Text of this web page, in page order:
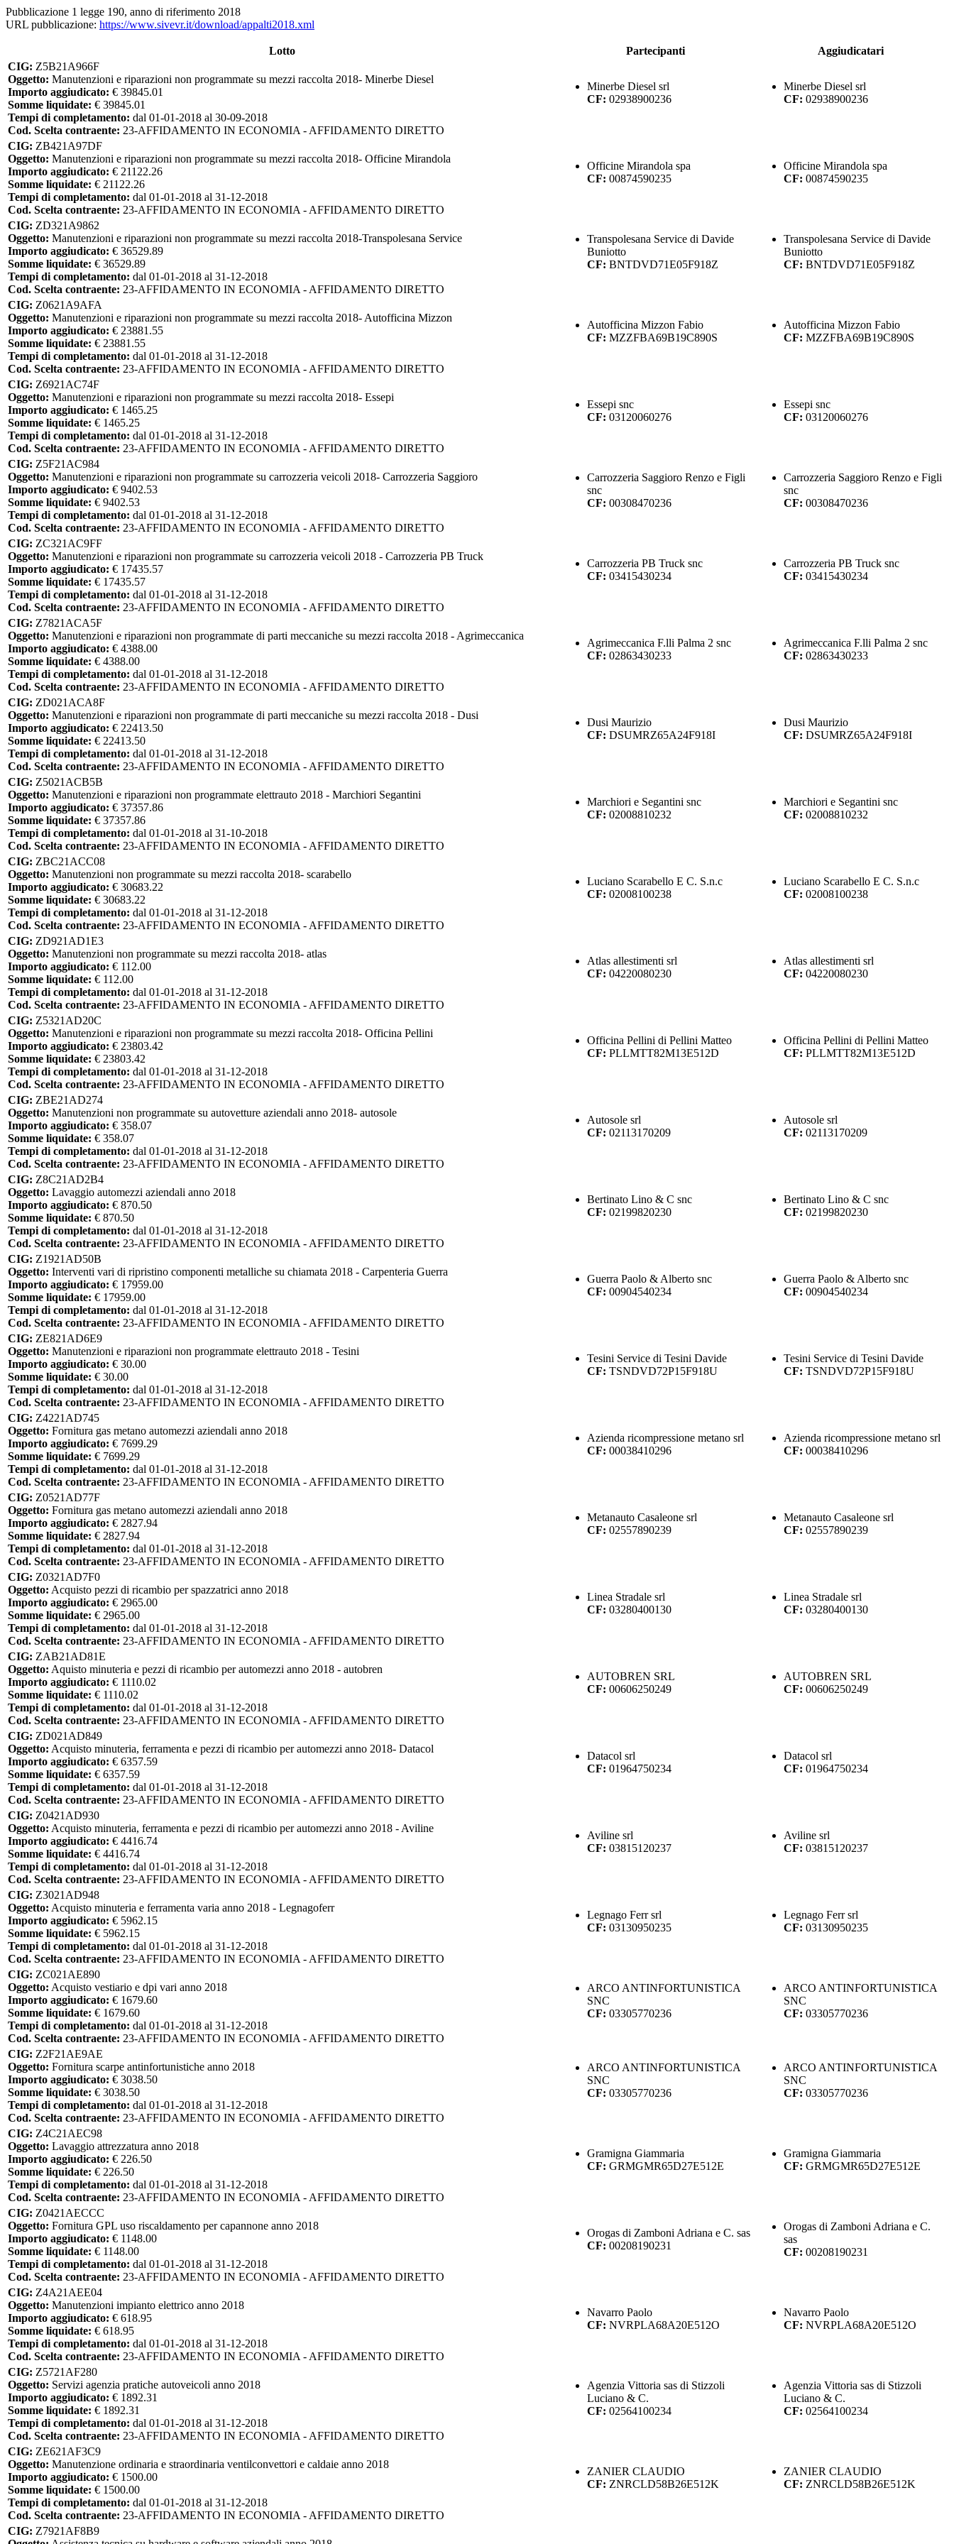
Pubblicazione 1 legge 190, anno di riferimento 2018
URL pubblicazione: https://www.sivevr.it/download/appalti2018.xml
Lotto Partecipanti
Aggiudicatari
CIG: Z5B21A966F
Oggetto: Manutenzioni e riparazioni non programmate su mezzi raccolta 2018- Minerbe Diesel
Importo aggiudicato: € 39845.01
Somme liquidate: € 39845.01
Tempi di completamento: dal 01-01-2018 al 30-09-2018
Cod. Scelta contraente: 23-AFFIDAMENTO IN ECONOMIA - AFFIDAMENTO DIRETTO
Minerbe Diesel srl
CF: 02938900236
Minerbe Diesel srl
CF: 02938900236
CIG: ZB421A97DF
Oggetto: Manutenzioni e riparazioni non programmate su mezzi raccolta 2018- Officine Mirandola
Importo aggiudicato: € 21122.26
Somme liquidate: € 21122.26
Tempi di completamento: dal 01-01-2018 al 31-12-2018
Cod. Scelta contraente: 23-AFFIDAMENTO IN ECONOMIA - AFFIDAMENTO DIRETTO
Officine Mirandola spa
CF: 00874590235
Officine Mirandola spa
CF: 00874590235
CIG: ZD321A9862
Oggetto: Manutenzioni e riparazioni non programmate su mezzi raccolta 2018-Transpolesana Service
Importo aggiudicato: € 36529.89
Somme liquidate: € 36529.89
Tempi di completamento: dal 01-01-2018 al 31-12-2018
Cod. Scelta contraente: 23-AFFIDAMENTO IN ECONOMIA - AFFIDAMENTO DIRETTO
Transpolesana Service di Davide
Buniotto
CF: BNTDVD71E05F918Z
Transpolesana Service di Davide
Buniotto
CF: BNTDVD71E05F918Z
CIG: Z0621A9AFA
Oggetto: Manutenzioni e riparazioni non programmate su mezzi raccolta 2018- Autofficina Mizzon
Importo aggiudicato: € 23881.55
Somme liquidate: € 23881.55
Tempi di completamento: dal 01-01-2018 al 31-12-2018
Cod. Scelta contraente: 23-AFFIDAMENTO IN ECONOMIA - AFFIDAMENTO DIRETTO
Autofficina Mizzon Fabio
CF: MZZFBA69B19C890S
Autofficina Mizzon Fabio
CF: MZZFBA69B19C890S
CIG: Z6921AC74F
Oggetto: Manutenzioni e riparazioni non programmate su mezzi raccolta 2018- Essepi
Importo aggiudicato: € 1465.25
Somme liquidate: € 1465.25
Tempi di completamento: dal 01-01-2018 al 31-12-2018
Cod. Scelta contraente: 23-AFFIDAMENTO IN ECONOMIA - AFFIDAMENTO DIRETTO
Essepi snc
CF: 03120060276
Essepi snc
CF: 03120060276
CIG: Z5F21AC984
Oggetto: Manutenzioni e riparazioni non programmate su carrozzeria veicoli 2018- Carrozzeria Saggioro
Importo aggiudicato: € 9402.53
Somme liquidate: € 9402.53
Tempi di completamento: dal 01-01-2018 al 31-12-2018
Cod. Scelta contraente: 23-AFFIDAMENTO IN ECONOMIA - AFFIDAMENTO DIRETTO
Carrozzeria Saggioro Renzo e Figli
snc
CF: 00308470236
Carrozzeria Saggioro Renzo e Figli
snc
CF: 00308470236
CIG: ZC321AC9FF
Oggetto: Manutenzioni e riparazioni non programmate su carrozzeria veicoli 2018 - Carrozzeria PB Truck
Importo aggiudicato: € 17435.57
Somme liquidate: € 17435.57
Tempi di completamento: dal 01-01-2018 al 31-12-2018
Cod. Scelta contraente: 23-AFFIDAMENTO IN ECONOMIA - AFFIDAMENTO DIRETTO
Carrozzeria PB Truck snc
CF: 03415430234
Carrozzeria PB Truck snc
CF: 03415430234
CIG: Z7821ACA5F
Oggetto: Manutenzioni e riparazioni non programmate di parti meccaniche su mezzi raccolta 2018 - Agrimeccanica
Importo aggiudicato: € 4388.00
Somme liquidate: € 4388.00
Tempi di completamento: dal 01-01-2018 al 31-12-2018
Cod. Scelta contraente: 23-AFFIDAMENTO IN ECONOMIA - AFFIDAMENTO DIRETTO
Agrimeccanica F.lli Palma 2 snc
CF: 02863430233
Agrimeccanica F.lli Palma 2 snc
CF: 02863430233
CIG: ZD021ACA8F
Oggetto: Manutenzioni e riparazioni non programmate di parti meccaniche su mezzi raccolta 2018 - Dusi
Importo aggiudicato: € 22413.50
Somme liquidate: € 22413.50
Tempi di completamento: dal 01-01-2018 al 31-12-2018
Cod. Scelta contraente: 23-AFFIDAMENTO IN ECONOMIA - AFFIDAMENTO DIRETTO
Dusi Maurizio
CF: DSUMRZ65A24F918I
Dusi Maurizio
CF: DSUMRZ65A24F918I
CIG: Z5021ACB5B
Oggetto: Manutenzioni e riparazioni non programmate elettrauto 2018 - Marchiori Segantini
Importo aggiudicato: € 37357.86
Somme liquidate: € 37357.86
Tempi di completamento: dal 01-01-2018 al 31-10-2018
Cod. Scelta contraente: 23-AFFIDAMENTO IN ECONOMIA - AFFIDAMENTO DIRETTO
Marchiori e Segantini snc
CF: 02008810232
Marchiori e Segantini snc
CF: 02008810232
CIG: ZBC21ACC08
Oggetto: Manutenzioni non programmate su mezzi raccolta 2018- scarabello
Importo aggiudicato: € 30683.22
Somme liquidate: € 30683.22
Tempi di completamento: dal 01-01-2018 al 31-12-2018
Cod. Scelta contraente: 23-AFFIDAMENTO IN ECONOMIA - AFFIDAMENTO DIRETTO
Luciano Scarabello E C. S.n.c
CF: 02008100238
Luciano Scarabello E C. S.n.c
CF: 02008100238
CIG: ZD921AD1E3
Oggetto: Manutenzioni non programmate su mezzi raccolta 2018- atlas
Importo aggiudicato: € 112.00
Somme liquidate: € 112.00
Tempi di completamento: dal 01-01-2018 al 31-12-2018
Cod. Scelta contraente: 23-AFFIDAMENTO IN ECONOMIA - AFFIDAMENTO DIRETTO
Atlas allestimenti srl
CF: 04220080230
Atlas allestimenti srl
CF: 04220080230
CIG: Z5321AD20C
Oggetto: Manutenzioni e riparazioni non programmate su mezzi raccolta 2018- Officina Pellini
Importo aggiudicato: € 23803.42
Somme liquidate: € 23803.42
Tempi di completamento: dal 01-01-2018 al 31-12-2018
Cod. Scelta contraente: 23-AFFIDAMENTO IN ECONOMIA - AFFIDAMENTO DIRETTO
Officina Pellini di Pellini Matteo
CF: PLLMTT82M13E512D
Officina Pellini di Pellini Matteo
CF: PLLMTT82M13E512D
CIG: ZBE21AD274
Oggetto: Manutenzioni non programmate su autovetture aziendali anno 2018- autosole
Importo aggiudicato: € 358.07
Somme liquidate: € 358.07
Tempi di completamento: dal 01-01-2018 al 31-12-2018
Cod. Scelta contraente: 23-AFFIDAMENTO IN ECONOMIA - AFFIDAMENTO DIRETTO
Autosole srl
CF: 02113170209
Autosole srl
CF: 02113170209
CIG: Z8C21AD2B4
Oggetto: Lavaggio automezzi aziendali anno 2018
Importo aggiudicato: € 870.50
Somme liquidate: € 870.50
Tempi di completamento: dal 01-01-2018 al 31-12-2018
Cod. Scelta contraente: 23-AFFIDAMENTO IN ECONOMIA - AFFIDAMENTO DIRETTO
Bertinato Lino & C snc
CF: 02199820230
Bertinato Lino & C snc
CF: 02199820230
CIG: Z1921AD50B
Oggetto: Interventi vari di ripristino componenti metalliche su chiamata 2018 - Carpenteria Guerra
Importo aggiudicato: € 17959.00
Somme liquidate: € 17959.00
Tempi di completamento: dal 01-01-2018 al 31-12-2018
Cod. Scelta contraente: 23-AFFIDAMENTO IN ECONOMIA - AFFIDAMENTO DIRETTO
Guerra Paolo & Alberto snc
CF: 00904540234
Guerra Paolo & Alberto snc
CF: 00904540234
CIG: ZE821AD6E9
Oggetto: Manutenzioni e riparazioni non programmate elettrauto 2018 - Tesini
Importo aggiudicato: € 30.00
Somme liquidate: € 30.00
Tempi di completamento: dal 01-01-2018 al 31-12-2018
Cod. Scelta contraente: 23-AFFIDAMENTO IN ECONOMIA - AFFIDAMENTO DIRETTO
Tesini Service di Tesini Davide
CF: TSNDVD72P15F918U
Tesini Service di Tesini Davide
CF: TSNDVD72P15F918U
CIG: Z4221AD745
Oggetto: Fornitura gas metano automezzi aziendali anno 2018
Importo aggiudicato: € 7699.29
Somme liquidate: € 7699.29
Tempi di completamento: dal 01-01-2018 al 31-12-2018
Cod. Scelta contraente: 23-AFFIDAMENTO IN ECONOMIA - AFFIDAMENTO DIRETTO
Azienda ricompressione metano srl
CF: 00038410296
Azienda ricompressione metano srl
CF: 00038410296
CIG: Z0521AD77F
Oggetto: Fornitura gas metano automezzi aziendali anno 2018
Importo aggiudicato: € 2827.94
Somme liquidate: € 2827.94
Tempi di completamento: dal 01-01-2018 al 31-12-2018
Cod. Scelta contraente: 23-AFFIDAMENTO IN ECONOMIA - AFFIDAMENTO DIRETTO
Metanauto Casaleone srl
CF: 02557890239
Metanauto Casaleone srl
CF: 02557890239
CIG: Z0321AD7F0
Oggetto: Acquisto pezzi di ricambio per spazzatrici anno 2018
Importo aggiudicato: € 2965.00
Somme liquidate: € 2965.00
Tempi di completamento: dal 01-01-2018 al 31-12-2018
Cod. Scelta contraente: 23-AFFIDAMENTO IN ECONOMIA - AFFIDAMENTO DIRETTO
Linea Stradale srl
CF: 03280400130
Linea Stradale srl
CF: 03280400130
CIG: ZAB21AD81E
Oggetto: Aquisto minuteria e pezzi di ricambio per automezzi anno 2018 - autobren
Importo aggiudicato: € 1110.02
Somme liquidate: € 1110.02
Tempi di completamento: dal 01-01-2018 al 31-12-2018
Cod. Scelta contraente: 23-AFFIDAMENTO IN ECONOMIA - AFFIDAMENTO DIRETTO
AUTOBREN SRL
CF: 00606250249
AUTOBREN SRL
CF: 00606250249
CIG: ZD021AD849
Oggetto: Acquisto minuteria, ferramenta e pezzi di ricambio per automezzi anno 2018- Datacol
Importo aggiudicato: € 6357.59
Somme liquidate: € 6357.59
Tempi di completamento: dal 01-01-2018 al 31-12-2018
Cod. Scelta contraente: 23-AFFIDAMENTO IN ECONOMIA - AFFIDAMENTO DIRETTO
Datacol srl
CF: 01964750234
Datacol srl
CF: 01964750234
CIG: Z0421AD930
Oggetto: Acquisto minuteria, ferramenta e pezzi di ricambio per automezzi anno 2018 - Aviline
Importo aggiudicato: € 4416.74
Somme liquidate: € 4416.74
Tempi di completamento: dal 01-01-2018 al 31-12-2018
Cod. Scelta contraente: 23-AFFIDAMENTO IN ECONOMIA - AFFIDAMENTO DIRETTO
Aviline srl
CF: 03815120237
Aviline srl
CF: 03815120237
CIG: Z3021AD948
Oggetto: Acquisto minuteria e ferramenta varia anno 2018 - Legnagoferr
Importo aggiudicato: € 5962.15
Somme liquidate: € 5962.15
Tempi di completamento: dal 01-01-2018 al 31-12-2018
Cod. Scelta contraente: 23-AFFIDAMENTO IN ECONOMIA - AFFIDAMENTO DIRETTO
Legnago Ferr srl
CF: 03130950235
Legnago Ferr srl
CF: 03130950235
CIG: ZC021AE890
Oggetto: Acquisto vestiario e dpi vari anno 2018
Importo aggiudicato: € 1679.60
Somme liquidate: € 1679.60
Tempi di completamento: dal 01-01-2018 al 31-12-2018
Cod. Scelta contraente: 23-AFFIDAMENTO IN ECONOMIA - AFFIDAMENTO DIRETTO
ARCO ANTINFORTUNISTICA
SNC
CF: 03305770236
ARCO ANTINFORTUNISTICA
SNC
CF: 03305770236
CIG: Z2F21AE9AE
Oggetto: Fornitura scarpe antinfortunistiche anno 2018
Importo aggiudicato: € 3038.50
Somme liquidate: € 3038.50
Tempi di completamento: dal 01-01-2018 al 31-12-2018
Cod. Scelta contraente: 23-AFFIDAMENTO IN ECONOMIA - AFFIDAMENTO DIRETTO
ARCO ANTINFORTUNISTICA
SNC
CF: 03305770236
ARCO ANTINFORTUNISTICA
SNC
CF: 03305770236
CIG: Z4C21AEC98
Oggetto: Lavaggio attrezzatura anno 2018
Importo aggiudicato: € 226.50
Somme liquidate: € 226.50
Tempi di completamento: dal 01-01-2018 al 31-12-2018
Cod. Scelta contraente: 23-AFFIDAMENTO IN ECONOMIA - AFFIDAMENTO DIRETTO
Gramigna Giammaria
CF: GRMGMR65D27E512E
Gramigna Giammaria
CF: GRMGMR65D27E512E
CIG: Z0421AECCC
Oggetto: Fornitura GPL uso riscaldamento per capannone anno 2018
Importo aggiudicato: € 1148.00
Somme liquidate: € 1148.00
Tempi di completamento: dal 01-01-2018 al 31-12-2018
Cod. Scelta contraente: 23-AFFIDAMENTO IN ECONOMIA - AFFIDAMENTO DIRETTO
Orogas di Zamboni Adriana e C. sas
CF: 00208190231
Orogas di Zamboni Adriana e C.
sas
CF: 00208190231
CIG: Z4A21AEE04
Oggetto: Manutenzioni impianto elettrico anno 2018
Importo aggiudicato: € 618.95
Somme liquidate: € 618.95
Tempi di completamento: dal 01-01-2018 al 31-12-2018
Cod. Scelta contraente: 23-AFFIDAMENTO IN ECONOMIA - AFFIDAMENTO DIRETTO
Navarro Paolo
CF: NVRPLA68A20E512O
Navarro Paolo
CF: NVRPLA68A20E512O
CIG: Z5721AF280
Oggetto: Servizi agenzia pratiche autoveicoli anno 2018
Importo aggiudicato: € 1892.31
Somme liquidate: € 1892.31
Tempi di completamento: dal 01-01-2018 al 31-12-2018
Cod. Scelta contraente: 23-AFFIDAMENTO IN ECONOMIA - AFFIDAMENTO DIRETTO
Agenzia Vittoria sas di Stizzoli
Luciano & C.
CF: 02564100234
Agenzia Vittoria sas di Stizzoli
Luciano & C.
CF: 02564100234
CIG: ZE621AF3C9
Oggetto: Manutenzione ordinaria e straordinaria ventilconvettori e caldaie anno 2018
Importo aggiudicato: € 1500.00
Somme liquidate: € 1500.00
Tempi di completamento: dal 01-01-2018 al 31-12-2018
Cod. Scelta contraente: 23-AFFIDAMENTO IN ECONOMIA - AFFIDAMENTO DIRETTO
ZANIER CLAUDIO
CF: ZNRCLD58B26E512K
ZANIER CLAUDIO
CF: ZNRCLD58B26E512K
CIG: Z7921AF8B9